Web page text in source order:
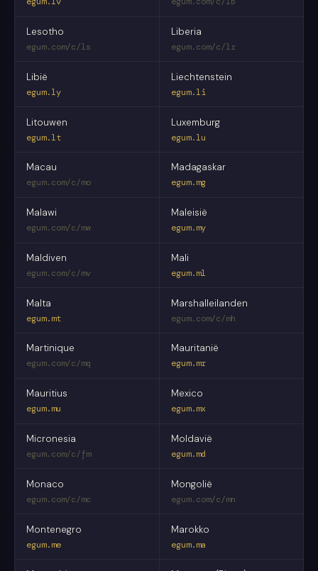
Lesotho
egum.com/c/ls
Liberia
egum.com/c/lr
Libië
egum.ly
Liechtenstein
egum.li
Litouwen
egum.lt
Luxemburg
egum.lu
Macau
egum.com/c/mo
Madagaskar
egum.mg
Malawi
egum.com/c/mw
Maleisië
egum.my
Maldiven
egum.com/c/mv
Mali
egum.ml
Malta
egum.mt
Marshalleilanden
egum.com/c/mh
Martinique
egum.com/c/mq
Mauritanië
egum.mr
Mauritius
egum.mu
Mexico
egum.mx
Micronesia
egum.com/c/fm
Moldavië
egum.md
Monaco
egum.com/c/mc
Mongolië
egum.com/c/mn
Montenegro
egum.me
Marokko
egum.ma